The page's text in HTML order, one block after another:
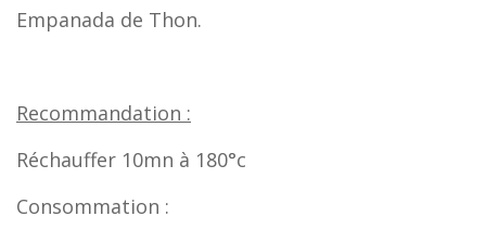
Empanada de Thon.
Recommandation :
Réchauffer 10mn à 180°c
Consommation :